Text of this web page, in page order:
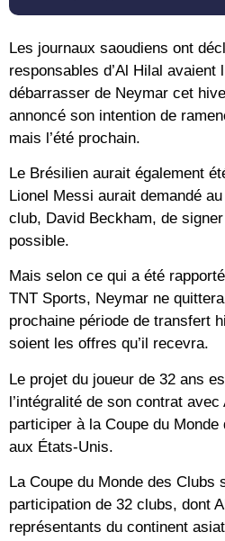
Les journaux saoudiens ont
responsables d’Al Hilal avaient
débarrasser de Neymar cet
annoncé son intention de
mais l’été prochain.
Le Brésilien aurait également
Lionel Messi aurait demandé
club, David Beckham, de
possible.
Mais selon ce qui a été
TNT Sports, Neymar ne
prochaine période de transfert
soient les offres qu’il recevra.
Le projet du joueur de 32 ans
l’intégralité de son contrat
participer à la Coupe du
aux États-Unis.
La Coupe du Monde des Clubs
participation de 32 clubs, dont
représentants du continent